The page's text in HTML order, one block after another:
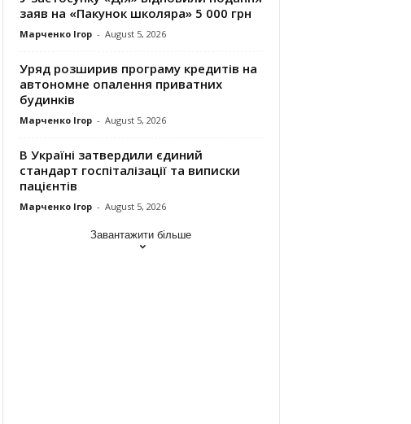
заяв на «Пакунок школяра» 5 000 грн
Марченко Ігор - August 5, 2026
Уряд розширив програму кредитів на
автономне опалення приватних
будинків
Марченко Ігор - August 5, 2026
В Україні затвердили єдиний
стандарт госпіталізації та виписки
пацієнтів
Марченко Ігор - August 5, 2026
Завантажити більше